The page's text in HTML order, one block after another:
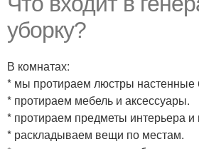
уборку?
В комнатах:
* мы протираем люстры настенные
* протираем мебель и аксессуары.
* протираем предметы интерьера и
* раскладываем вещи по местам.